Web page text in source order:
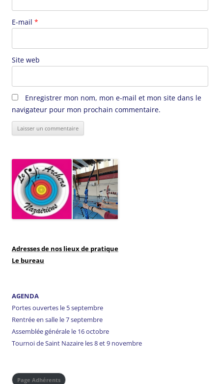
E-mail *
Site web
Enregistrer mon nom, mon e-mail et mon site dans le
navigateur pour mon prochain commentaire.
Adresses de nos lieux de pratique
Le bureau
AGENDA
Portes ouvertes le 5 septembre
Rentrée en salle le 7 septembre
Assemblée générale le 16 octobre
Tournoi de Saint Nazaire les 8 et 9 novembre
Page Adhérents